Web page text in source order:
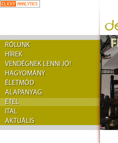
RÓLUNK
HÍREK
VENDÉGNEK LENNI JÓ!
HAGYOMÁNY
ÉLETMÓD
ALAPANYAG
ÉTEL
ITAL
AKTUÁLIS